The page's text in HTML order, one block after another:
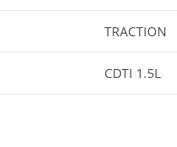
TRACTION
CDTI 1.5L